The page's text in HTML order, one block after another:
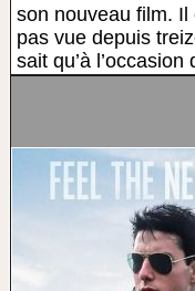
son nouveau film. Il
pas vue depuis
sait qu’à